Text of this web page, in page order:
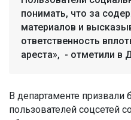
понимать, что за
материалов и
ответственность
ареста», - отметили в
В департаменте призвали
пользователей соцсетей